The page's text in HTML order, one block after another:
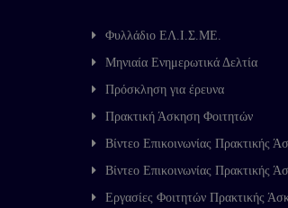
Φυλλάδιο ΕΛ.Ι.Σ.ΜΕ.
Μηνιαία Ενημερωτικά Δελτία
Πρόσκληση για έρευνα
Πρακτική Άσκηση Φοιτητών
Βίντεο Επικοινωνίας Πρακτικής
Βίντεο Επικοινωνίας Πρακτικής
Εργασίες Φοιτητών Πρακτικής